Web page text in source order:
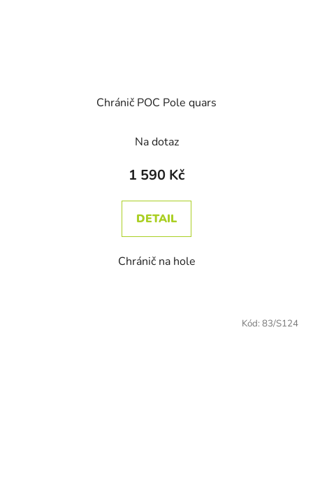
Chránič POC Pole quars
Na dotaz
1 590 Kč
DETAIL
Chránič na hole
Kód: 83/S124